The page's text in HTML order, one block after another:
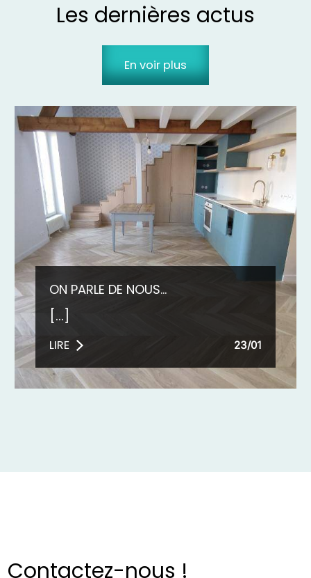
Les dernières actus
En voir plus
ON PARLE DE NOUS...
[...]
LIRE 23/01
Contactez-nous !